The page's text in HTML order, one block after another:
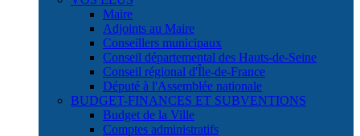
Maire
Adjoints au Maire
Conseillers municipaux
Conseil départemental des Hauts-de-Seine
Conseil régional d'Île-de-France
Député à l'Assemblée nationale
BUDGET-FINANCES ET SUBVENTIONS
Budget de la Ville
Comptes administratifs